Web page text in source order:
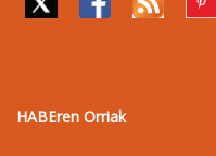
HABEren Orriak